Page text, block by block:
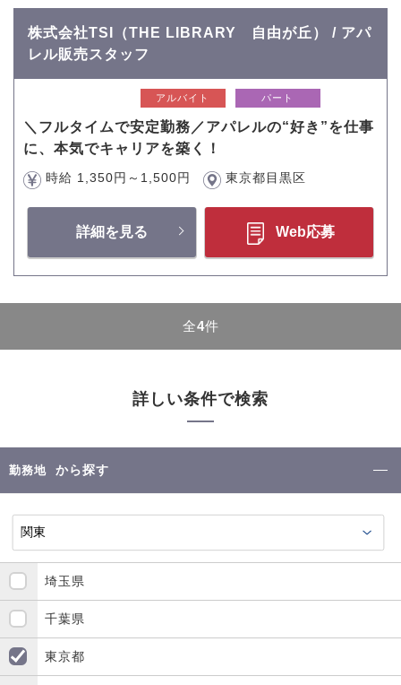
株式会社TSI（THE LIBRARY 自由が丘） / アパ
レル販売スタッフ
アルバイト パート
＼フルタイムで安定勤務／アパレルの“好き”を仕事
に、本気でキャリアを築く！
時給 1,350円～1,500円 東京都目黒区
詳細を見る Web応募
全4件
詳しい条件で検索
勤務地 から探す
埼玉県
千葉県
東京都